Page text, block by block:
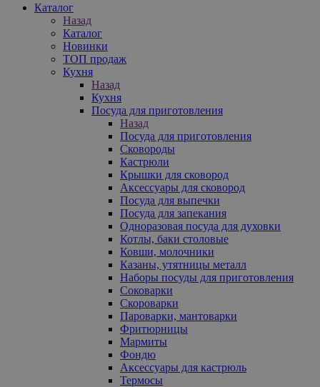
Каталог
Назад
Каталог
Новинки
ТОП продаж
Кухня
Назад
Кухня
Посуда для приготовления
Назад
Посуда для приготовления
Сковороды
Кастрюли
Крышки для сковород
Аксессуары для сковород
Посуда для выпечки
Посуда для запекания
Одноразовая посуда для духовки
Котлы, баки столовые
Ковши, молочники
Казаны, утятницы металл
Наборы посуды для приготовления
Соковарки
Скороварки
Пароварки, мантоварки
Фритюрницы
Мармиты
Фондю
Аксессуары для кастрюль
Термосы